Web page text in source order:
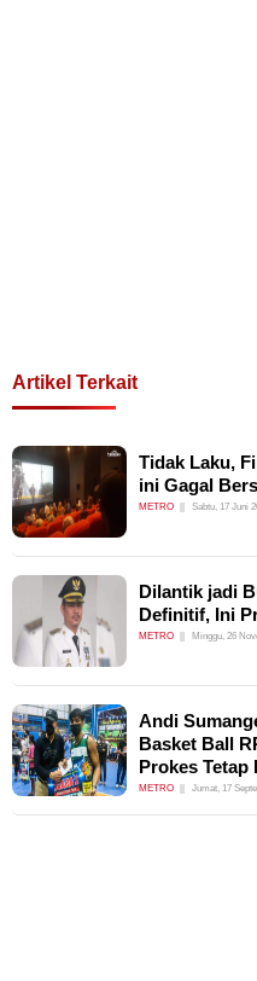
Artikel Terkait
Tidak Laku,
ini Gagal
METRO Sabtu, 17 Juni
Dilantik jadi
Definitif, Ini
METRO Minggu, 26
Andi
Basket Ball
Prokes Tetap
METRO Jumat, 17